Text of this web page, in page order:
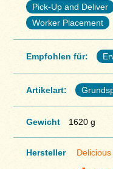
Pick-Up and Deliver
Worker Placement
Empfohlen für:
Artikelart:
Gewicht 1620 g
Hersteller